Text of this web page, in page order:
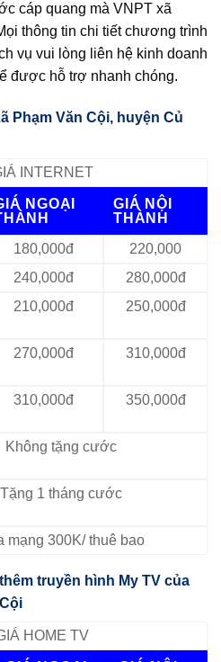
cáp quang mà VNPT xã
thông tin chi tiết chương trình
vụ vui lòng liên hệ kinh doanh
được hỗ trợ nhanh chóng.
Phạm Văn Cội, huyện Củ
INTERNET
NGOẠI
GIÁ NỘI
THÀNH
180,000đ
220,000
240,000đ
280,000đ
210,000đ 250,000đ
270,000đ 310,000đ
310,000đ 350,000đ
Không tặng cước
Tặng 1 tháng cước
mạng 300K/ thuê bao
truyền hình My TV của
HOME TV